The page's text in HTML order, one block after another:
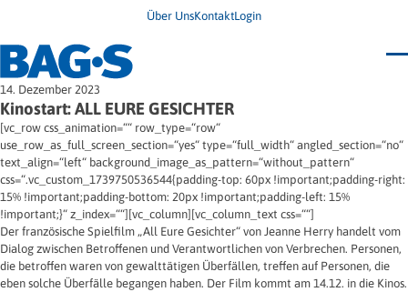
Über UnsKontaktLogin
Bundestagung 2026
Wo finde ich Hilfe?
News
Termine
Veröffentlichungen
Infodienst
Wegweiser
Jugendbroschüre
Impulse
Presse & Stellungnahmen
Newsletter
Unsere Themen
Angehörige
Ersatzfreiheitsstrafe
Freie Straffälligenhilfe
Gesundheit
Migration
Frauen
Wohnen
14. Dezember 2023
Kinostart: ALL EURE GESICHTER
[vc_row css_animation=““ row_type=“row“
use_row_as_full_screen_section=“yes“ type=“full_width“ angled_section=“no“
text_align=“left“ background_image_as_pattern=“without_pattern“
css=“.vc_custom_1739750536544{padding-top: 60px !important;padding-right:
15% !important;padding-bottom: 20px !important;padding-left: 15%
!important;}“ z_index=““][vc_column][vc_column_text css=““]
Der französische Spielfilm „All Eure Gesichter“ von Jeanne Herry handelt vom
Dialog zwischen Betroffenen und Verantwortlichen von Verbrechen. Personen,
die betroffen waren von gewalttätigen Überfällen, treffen auf Personen, die
eben solche Überfälle begangen haben. Der Film kommt am 14.12. in die Kinos.